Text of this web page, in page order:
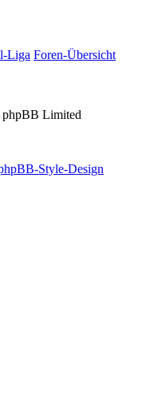
Liga Foren-Übersicht
Limited
Style-Design